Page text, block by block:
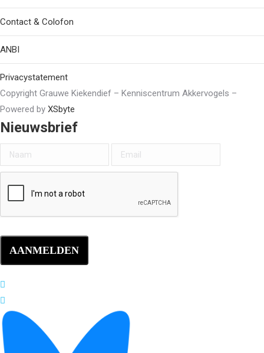
Contact & Colofon
ANBI
Privacystatement
Copyright Grauwe Kiekendief – Kenniscentrum Akkervogels –
Powered by XSbyte
Nieuwsbrief